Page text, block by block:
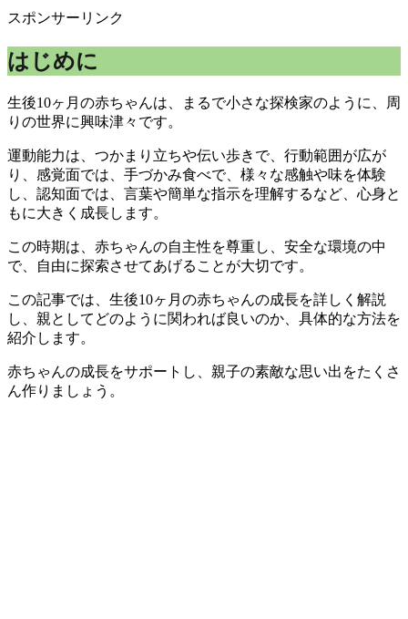
スポンサーリンク
はじめに
生後10ヶ月の赤ちゃんは、まるで小さな探検家のように、周
りの世界に興味津々です。
運動能力は、つかまり立ちや伝い歩きで、行動範囲が広が
り、感覚面では、手づかみ食べで、様々な感触や味を体験
し、認知面では、言葉や簡単な指示を理解するなど、心身と
もに大きく成長します。
この時期は、赤ちゃんの自主性を尊重し、安全な環境の中
で、自由に探索させてあげることが大切です。
この記事では、生後10ヶ月の赤ちゃんの成長を詳しく解説
し、親としてどのように関われば良いのか、具体的な方法を
紹介します。
赤ちゃんの成長をサポートし、親子の素敵な思い出をたくさ
ん作りましょう。